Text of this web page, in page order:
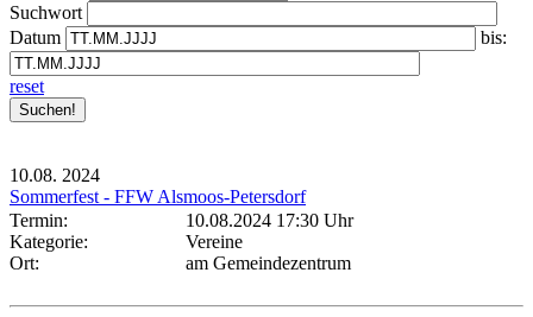
Suchwort
Datum
bis:
reset
10.08. 2024
Sommerfest - FFW Alsmoos-Petersdorf
Termin:
10.08.2024 17:30 Uhr
Kategorie:
Vereine
Ort:
am Gemeindezentrum